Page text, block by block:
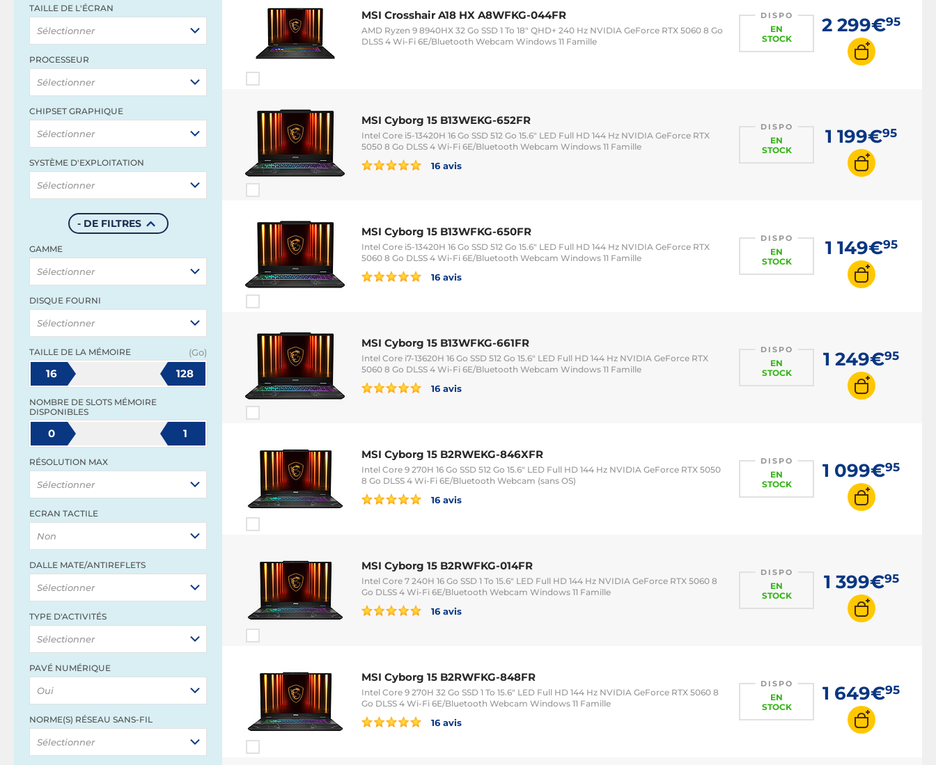
ASUSPRO
Asus ZenBook
Microsoft Surface Pro
Lenovo IdeaPad
TAILLE DE L'ÉCRAN
Sélectionner
PROCESSEUR
Sélectionner
CHIPSET GRAPHIQUE
Sélectionner
SYSTÈME D'EXPLOITATION
Sélectionner
- DE FILTRES
GAMME
Sélectionner
DISQUE FOURNI
Sélectionner
TAILLE DE LA MÉMOIRE (Go)
16 128
NOMBRE DE SLOTS MÉMOIRE
DISPONIBLES
0 1
RÉSOLUTION MAX
Sélectionner
ECRAN TACTILE
Non
DALLE MATE/ANTIREFLETS
Sélectionner
TYPE D'ACTIVITÉS
Sélectionner
PAVÉ NUMÉRIQUE
Oui
NORME(S) RÉSEAU SANS-FIL
Sélectionner
MSI Crosshair A18 HX A8WFKG-044FR
AMD Ryzen 9 8940HX 32 Go SSD 1 To 18" QHD+ 240 Hz NVIDIA GeForce RTX 5060 8 Go
DLSS 4 Wi-Fi 6E/Bluetooth Webcam Windows 11 Famille
DISPO
EN
STOCK
2 299€95
MSI Cyborg 15 B13WEKG-652FR
Intel Core i5-13420H 16 Go SSD 512 Go 15.6" LED Full HD 144 Hz NVIDIA GeForce RTX
5050 8 Go DLSS 4 Wi-Fi 6E/Bluetooth Webcam Windows 11 Famille
16 avis
DISPO
EN
STOCK
1 199€95
MSI Cyborg 15 B13WFKG-650FR
Intel Core i5-13420H 16 Go SSD 512 Go 15.6" LED Full HD 144 Hz NVIDIA GeForce RTX
5060 8 Go DLSS 4 Wi-Fi 6E/Bluetooth Webcam Windows 11 Famille
16 avis
DISPO
EN
STOCK
1 149€95
MSI Cyborg 15 B13WFKG-661FR
Intel Core i7-13620H 16 Go SSD 512 Go 15.6" LED Full HD 144 Hz NVIDIA GeForce RTX
5060 8 Go DLSS 4 Wi-Fi 6E/Bluetooth Webcam Windows 11 Famille
16 avis
DISPO
EN
STOCK
1 249€95
MSI Cyborg 15 B2RWEKG-846XFR
Intel Core 9 270H 16 Go SSD 512 Go 15.6" LED Full HD 144 Hz NVIDIA GeForce RTX 5050
8 Go DLSS 4 Wi-Fi 6E/Bluetooth Webcam (sans OS)
16 avis
DISPO
EN
STOCK
1 099€95
MSI Cyborg 15 B2RWFKG-014FR
Intel Core 7 240H 16 Go SSD 1 To 15.6" LED Full HD 144 Hz NVIDIA GeForce RTX 5060 8
Go DLSS 4 Wi-Fi 6E/Bluetooth Webcam Windows 11 Famille
16 avis
DISPO
EN
STOCK
1 399€95
MSI Cyborg 15 B2RWFKG-848FR
Intel Core 9 270H 32 Go SSD 1 To 15.6" LED Full HD 144 Hz NVIDIA GeForce RTX 5060 8
Go DLSS 4 Wi-Fi 6E/Bluetooth Webcam Windows 11 Famille
16 avis
DISPO
EN
STOCK
1 649€95